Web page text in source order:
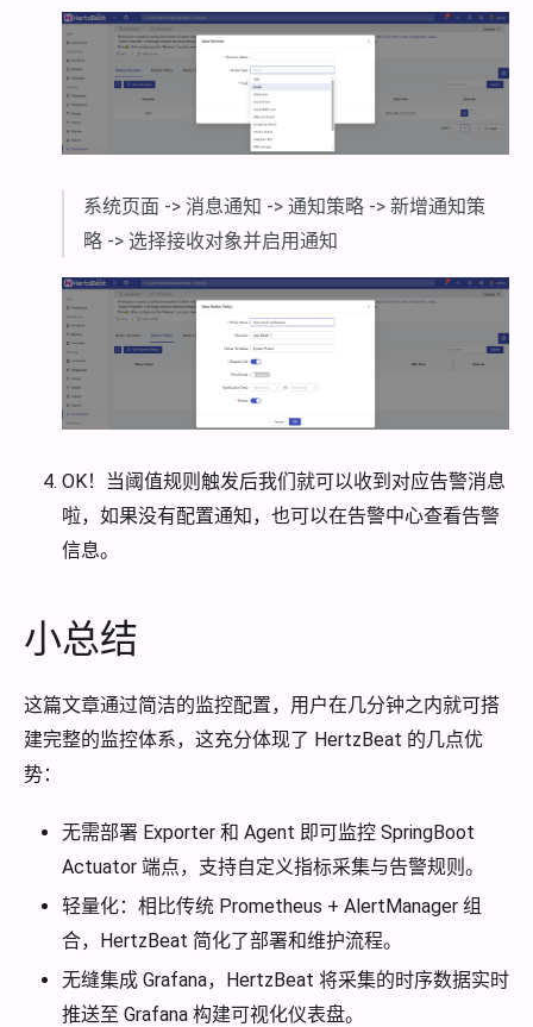
系统页面 -> 消息通知 -> 通知策略 -> 新增通知策
略 -> 选择接收对象并启用通知
OK！当阈值规则触发后我们就可以收到对应告警消息
啦，如果没有配置通知，也可以在告警中心查看告警
信息。
小总结
这篇文章通过简洁的监控配置，用户在几分钟之内就可搭
建完整的监控体系，这充分体现了 HertzBeat 的几点优
势：
无需部署 Exporter 和 Agent 即可监控 SpringBoot
Actuator 端点，支持自定义指标采集与告警规则。
轻量化：相比传统 Prometheus + AlertManager 组
合，HertzBeat 简化了部署和维护流程。
无缝集成 Grafana，HertzBeat 将采集的时序数据实时
推送至 Grafana 构建可视化仪表盘。